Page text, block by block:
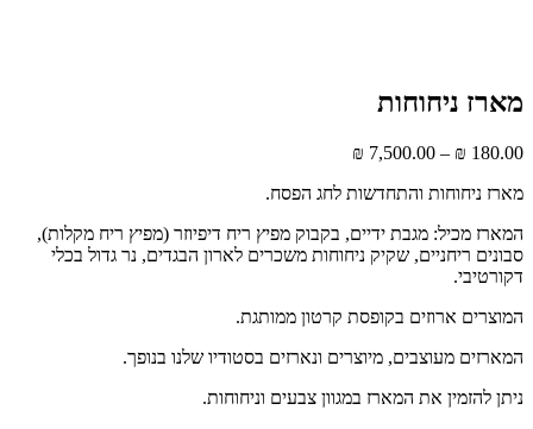
מארז ניחוחות
₪ 180.00
–
₪ 7,500.00
מארז ניחוחות והתחדשות לחג הפסח.
המארז מכיל: מגבת ידיים, בקבוק מפיץ ריח דיפיוזר (מפיץ ריח מקלות),
סבונים ריחניים, שקיק ניחוחות משכרים לארון הבגדים, נר גדול בכלי
דקורטיבי.
המוצרים ארוזים בקופסת קרטון ממותגת.
המארזים מעוצבים, מיוצרים ונארזים בסטודיו שלנו בנופך.
ניתן להזמין את המארז במגוון צבעים וניחוחות.